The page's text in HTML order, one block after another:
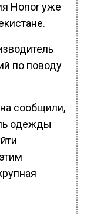
Honor уже
по поводу
сообщили,
одежды